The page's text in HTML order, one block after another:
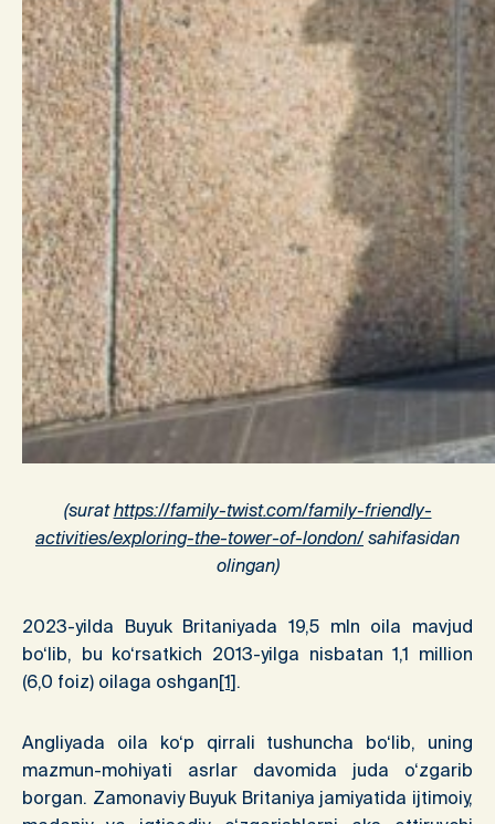
(surathttps://family-twist.com/family-friendly-
activities/exploring-the-tower-of-london/ sahifasidan
olingan)
2023-yilda Buyuk Britaniyada 19,5 mln oila mavjud
bo‘lib, bu ko‘rsatkich 2013-yilga nisbatan 1,1 million
(6,0 foiz) oilaga oshgan[1].
Angliyada oila ko‘p qirrali tushuncha bo‘lib, uning
mazmun-mohiyati asrlar davomida juda o‘zgarib
borgan. Zamonaviy Buyuk Britaniya jamiyatida ijtimoiy,